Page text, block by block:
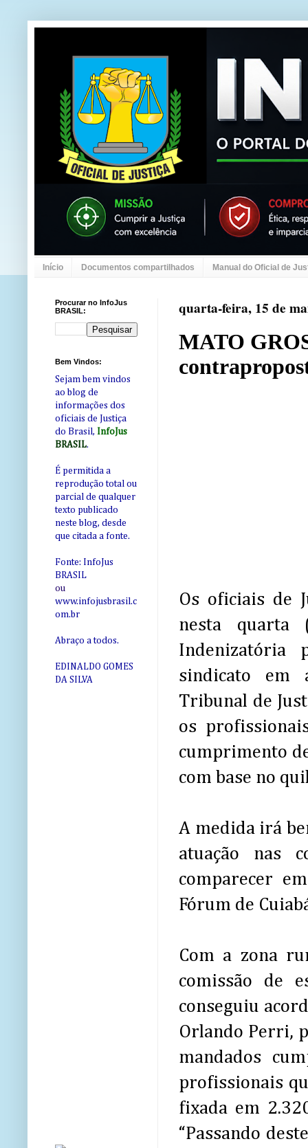
Início Documentos compartilhados Manual do Oficial de
quarta-feira, 15 de
MATO
Os oficiais de
nesta quarta
Indenizatória
sindicato em
Tribunal de
os
cumprimento
com base no
A medida irá
atuação nas
comparecer
Fórum de
Com a zona
comissão de
conseguiu
Orlando Perri,
mandados
profissionais
fixada em
“Passando
Procurar no InfoJus
BRASIL:
Bem Vindos:
Sejam bem vindos
ao blog de
informações dos
oficiais de Justiça
do Brasil, InfoJus
BRASIL.
É permitida a
reprodução total ou
parcial de qualquer
texto publicado
neste blog, desde
que citada a fonte.
Fonte: InfoJus
BRASIL
ou
www.infojusbrasil.c
om.br
Abraço a todos.
EDINALDO GOMES
DA SILVA